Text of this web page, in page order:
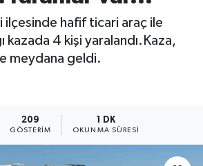
ilçesinde hafif ticari araç ile
kazada 4 kişi yaralandı.Kaza,
meydana geldi.
209
GÖSTERIM
1 DK
OKUNMA SÜRESI